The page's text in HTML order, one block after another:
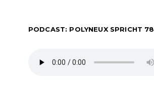
PODCAST: POLYNEUX SPRICHT 78